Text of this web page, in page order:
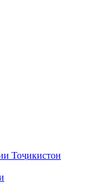
Тоҷикистон